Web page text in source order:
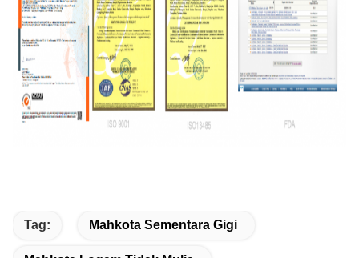
Tag: Mahkota Sementara Gigi